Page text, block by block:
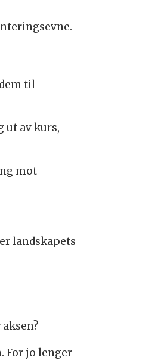
til
ut av kurs,
mot
landskapets
For jo lenger